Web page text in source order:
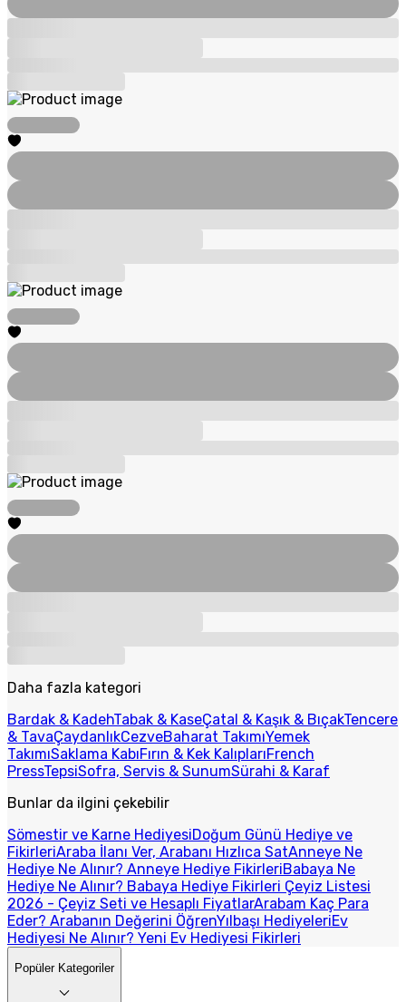
Daha fazla kategori
Bardak & KadehTabak & KaseÇatal & Kaşık & BıçakTencere
& TavaÇaydanlıkCezveBaharat TakımıYemek
TakımıSaklama KabıFırın & Kek KalıplarıFrench
PressTepsiSofra, Servis & SunumSürahi & Karaf
Bunlar da ilgini çekebilir
Sömestir ve Karne HediyesiDoğum Günü Hediye ve
FikirleriAraba İlanı Ver, Arabanı Hızlıca SatAnneye Ne
Hediye Ne Alınır? Anneye Hediye FikirleriBabaya Ne
Hediye Ne Alınır? Babaya Hediye Fikirleri Çeyiz Listesi
2026 - Çeyiz Seti ve Hesaplı FiyatlarArabam Kaç Para
Eder? Arabanın Değerini ÖğrenYılbaşı HediyeleriEv
Hediyesi Ne Alınır? Yeni Ev Hediyesi Fikirleri
Popüler Kategoriler